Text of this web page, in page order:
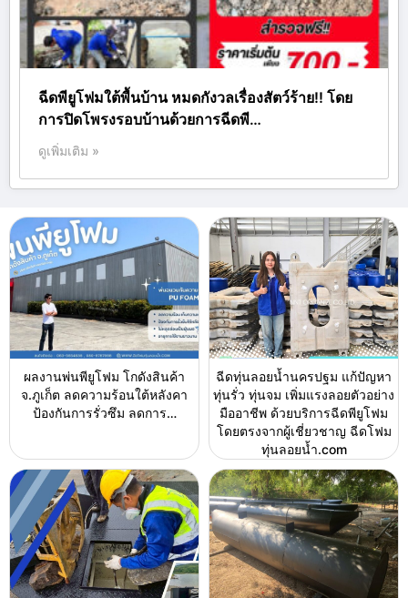
ฉีดพียูโฟมใต้พื้นบ้าน หมดกังวลเรื่องสัตว์ร้าย!! โดย
การปิดโพรงรอบบ้านด้วยการฉีดพี…
ดูเพิ่มเติม »
ผลงานพ่นพียูโฟม โกดังสินค้า
จ.ภูเก็ต ลดความร้อนใต้หลังคา
ป้องกันการรั่วซึม ลดการ…
ฉีดทุ่นลอยน้ำนครปฐม แก้ปัญหา
ทุ่นรั่ว ทุ่นจม เพิ่มแรงลอยตัวอย่าง
มืออาชีพ ด้วยบริการฉีดพียูโฟม
โดยตรงจากผู้เชี่ยวชาญ ฉีดโฟม
ทุ่นลอยน้ำ.com